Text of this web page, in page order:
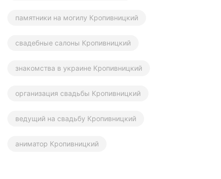
памятники на могилу Кропивницкий
свадебные салоны Кропивницкий
знакомства в украине Кропивницкий
организация свадьбы Кропивницкий
ведущий на свадьбу Кропивницкий
аниматор Кропивницкий